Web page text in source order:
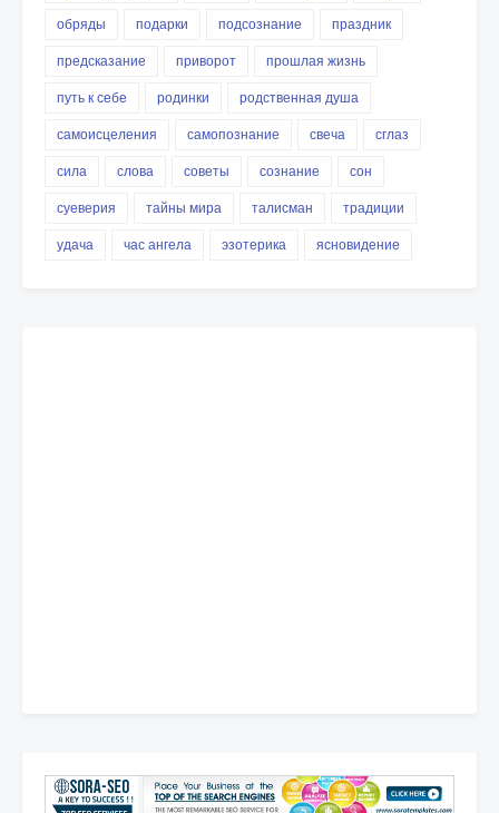
обряды
подарки подсознание
праздник
предсказание
приворот
прошлая жизнь
путь к себе
родинки
родственная душа
самоисцеления
самопознание свеча
сглаз
сила
слова советы сознание
сон
суеверия
тайны мира талисман
традиции
удача
час ангела эзотерика ясновидение